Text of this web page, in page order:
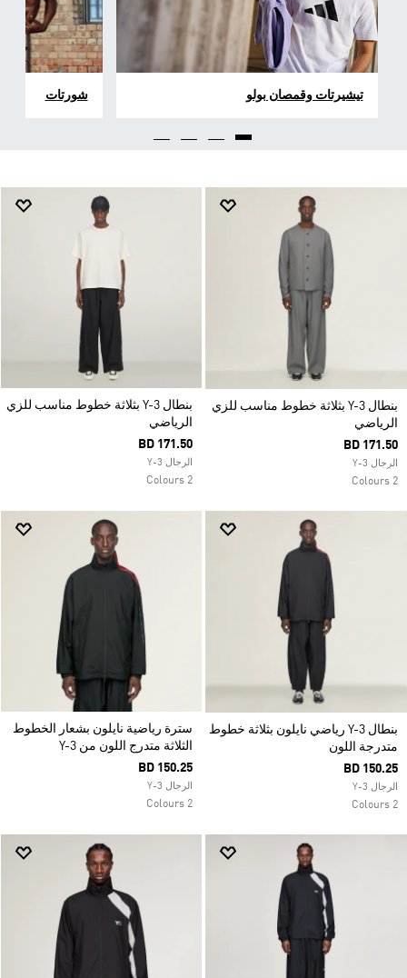
تيشيرتات وقمصان بولو شورتات
بنطال Y-3 بثلاثة خطوط مناسب للزي
الرياضي
BD 171.50
الرجال Y-3
2 Colours
بنطال Y-3 بثلاثة خطوط مناسب للزي
الرياضي
BD 171.50
الرجال Y-3
2 Colours
بنطال Y-3 رياضي نايلون بثلاثة خطوط
متدرجة اللون
BD 150.25
الرجال Y-3
2 Colours
سترة رياضية نايلون بشعار الخطوط
الثلاثة متدرج اللون من Y-3
BD 150.25
الرجال Y-3
2 Colours